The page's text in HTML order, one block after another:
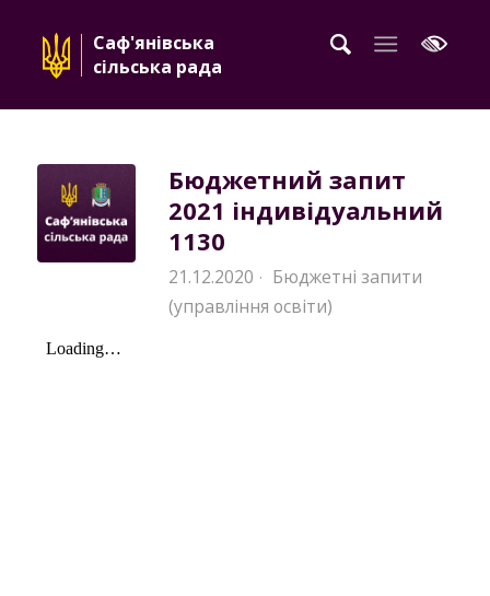
Саф'янівська
сільська рада
Бюджетний запит
2021 індивідуальний
1130
21.12.2020 · Бюджетні запити
(управління освіти)